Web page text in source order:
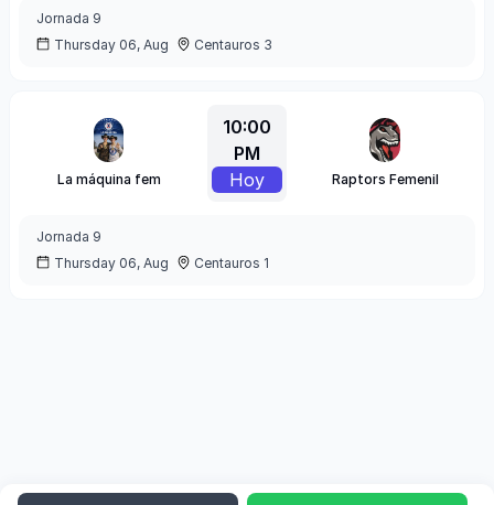
Jornada 9
Thursday 06, Aug
Centauros 3
La máquina fem
10:00
PM
Hoy
Raptors Femenil
Jornada 9
Thursday 06, Aug
Centauros 1